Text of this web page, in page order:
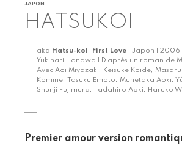
JAPON
HATSUKOI
aka Hatsu-koi, First Love | Japon | 2006
Yukinari Hanawa | D’après un roman de
Avec Aoi Miyazaki, Keisuke Koide,
Komine, Tasuku Emoto, Munetaka Aoki,
Shunji Fujimura, Tadahiro Aoki, Haruko
Premier amour version